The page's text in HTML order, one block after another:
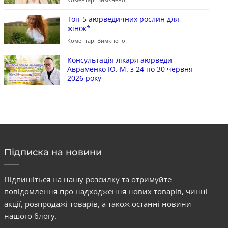
Топ-5 аюрведичних рослин для
жінок*
Коментарі Вимкнено
Консультація лікаря аюрведи
Авраменко Ю. М. з 24 по 30 червня
2026 року
Підписка на новини
Підпишіться на нашу розсилку та отримуйте
повідомлення про надходження нових товарів, чинні
акції, розпродажі товарів, а також останні новини
нашого блогу.